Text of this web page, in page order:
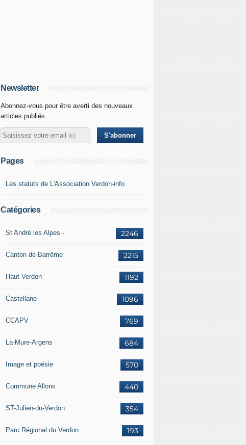
Newsletter
Abonnez-vous pour être averti des nouveaux
articles publiés.
Pages
Les statuts de L'Association Verdon-info
Catégories
2246
St André les Alpes -
2215
Canton de Barrême
1192
Haut Verdon
1096
Castellane
769
CCAPV
684
La-Mure-Argens
570
Image et poésie
440
Commune Allons
354
ST-Julien-du-Verdon
193
Parc Régional du Verdon